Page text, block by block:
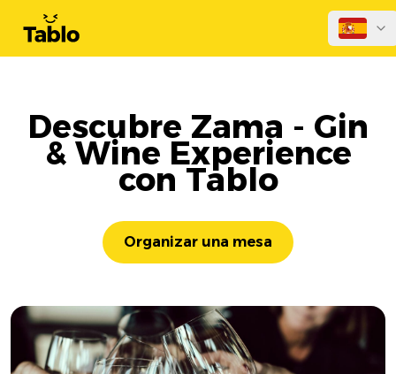
Descubre Zama - Gin
& Wine Experience
con Tablo
Organizar una mesa